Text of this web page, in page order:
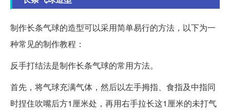
制作长条气球的造型可以采用简单易行的方法，以下为一
种常见的制作教程：
反手打结法是制作长条气球的常用方法。
首先，将气球充满气体，然后以左手拇指、食指及中指同
时捏住吹嘴后方1厘米处，再用右手拉长这1厘米的未打气